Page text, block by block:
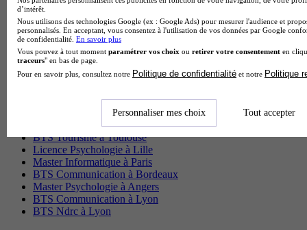
Master Psychologie à Lyon
Licence Psychologie à Toulouse
Master Psychologie à Lille
Master Psychologie à Montpellier
Master Psychologie à Paris
Master Meef à Lyon
BTS Tourisme à Bordeaux
BTS Tourisme à Lyon
BTS Tourisme à Paris
BTS Tourisme à Toulouse
Licence Psychologie à Lille
Master Informatique à Paris
BTS Communication à Bordeaux
Master Psychologie à Angers
BTS Communication à Lyon
BTS Ndrc à Lyon
d’intérêt.
Nous utilisons des technologies Google (ex : Google Ads) pour mesurer l'audience et
personnalisés. En acceptant, vous consentez à l'utilisation de vos données par Google
de confidentialité. En savoir plus
Vous pouvez à tout moment paramétrer vos choix ou retirer votre consentement en
traceurs" en bas de page.
Pour en savoir plus, consultez notre Politique de confidentialité et notre Politique
Personnaliser mes choix Tout accepter